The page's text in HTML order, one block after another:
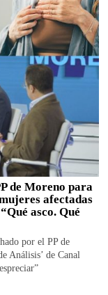
de Moreno para
afectadas
asco. Qué
por el PP de
Análisis’ de Canal